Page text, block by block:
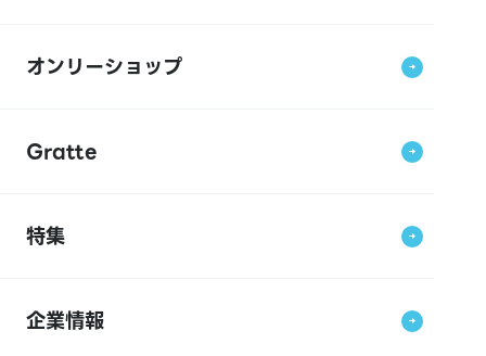
オンリーショップ
Gratte
特集
企業情報